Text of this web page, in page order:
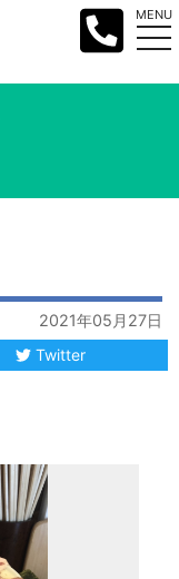
MENU
2021年05月27日
Twitter